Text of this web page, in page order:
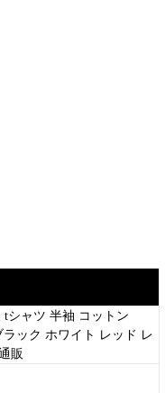
tシャツ 半袖 コットン
ック ホワイト レッド レ
販